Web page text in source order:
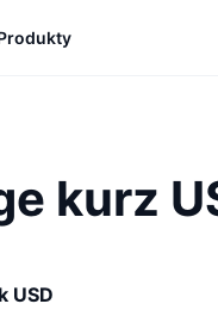
kurz
USD